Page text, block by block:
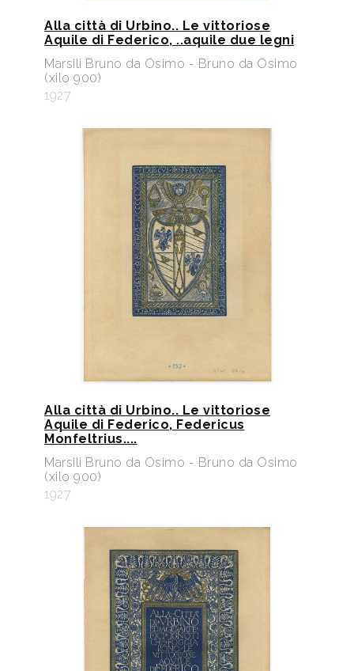
Alla città di Urbino.. Le vittoriose
Aquile di Federico, ..aquile due legni
Marsili Bruno da Osimo - Bruno da Osimo
(xilo 900)
1927
Alla città di Urbino.. Le vittoriose
Aquile di Federico, Federicus
Monfeltrius....
Marsili Bruno da Osimo - Bruno da Osimo
(xilo 900)
1927